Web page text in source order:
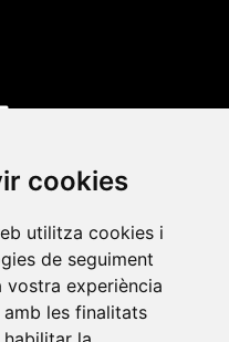
cookies
utilitza cookies i
de seguiment
vostra experiència
les finalitats